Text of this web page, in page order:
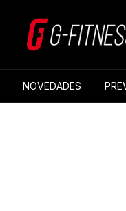
NOVEDADES